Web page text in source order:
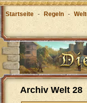
Startseite - Regeln -
Archiv Welt 28